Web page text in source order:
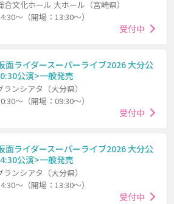
合文化ホール 大ホール（宮崎県）
～（開場：13:30～）
受付中
面ライダースーパーライブ2026 大分公
公演>一般発売
ンシアタ（大分県）
～（開場：09:30～）
受付中
面ライダースーパーライブ2026 大分公
公演>一般発売
ンシアタ（大分県）
～（開場：13:30～）
受付中